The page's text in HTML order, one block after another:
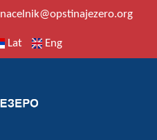
nacelnik@opstinajezero.org
Lat Eng